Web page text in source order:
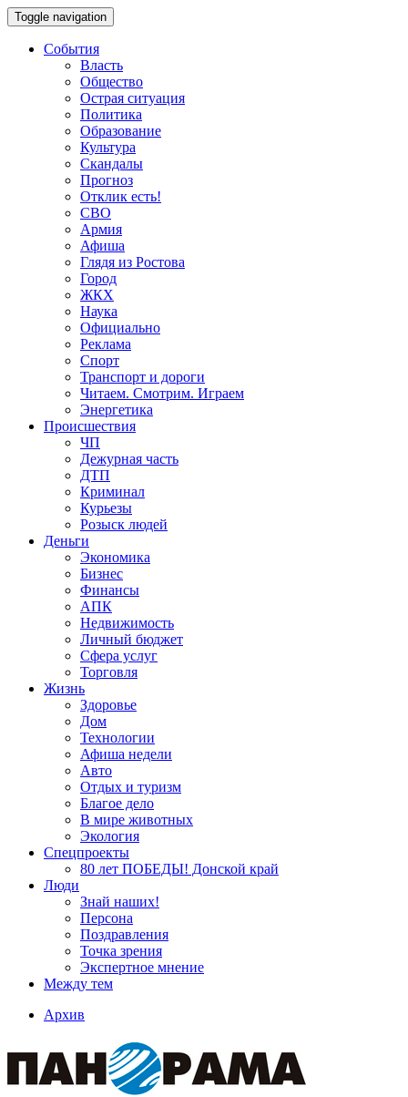
Toggle navigation
События
Власть
Общество
Острая ситуация
Политика
Образование
Культура
Скандалы
Прогноз
Отклик есть!
СВО
Армия
Афиша
Глядя из Ростова
Город
ЖКХ
Наука
Официально
Реклама
Спорт
Транспорт и дороги
Читаем. Смотрим. Играем
Энергетика
Происшествия
ЧП
Дежурная часть
ДТП
Криминал
Курьезы
Розыск людей
Деньги
Экономика
Бизнес
Финансы
АПК
Недвижимость
Личный бюджет
Сфера услуг
Торговля
Жизнь
Здоровье
Дом
Технологии
Афиша недели
Авто
Отдых и туризм
Благое дело
В мире животных
Экология
Спецпроекты
80 лет ПОБЕДЫ! Донской край
Люди
Знай наших!
Персона
Поздравления
Точка зрения
Экспертное мнение
Между тем
Архив